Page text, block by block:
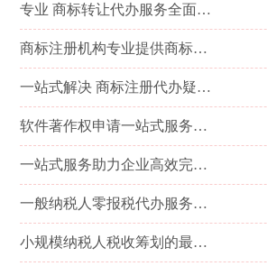
专业 商标转让代办服务全面解析及公司优势
商标注册机构专业提供商标变更服务助力企业品牌升级
一站式解决 商标注册代办疑难杂症——XX商标服务公司
软件著作权申请一站式服务——专业助力企业发展
一站式服务助力企业高效完成“软件著作权登记代办”
一般纳税人零报税代办服务——专业助您无忧税务管理
小规模纳税人税收筹划的最佳选择——零报税代办服务